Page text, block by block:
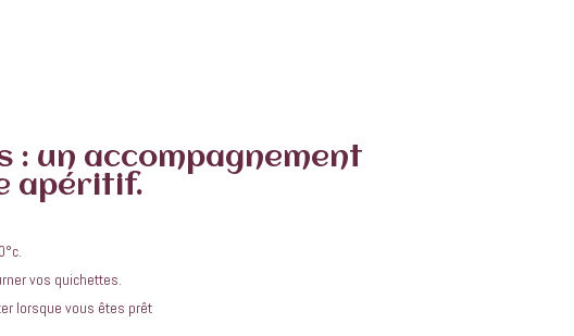
: un accompagnement
apéritif.
vos quichettes.
lorsque vous êtes prêt